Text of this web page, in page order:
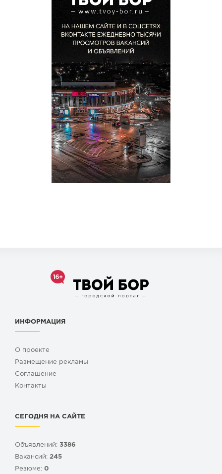
ИНФОРМАЦИЯ
О проекте
Размещение рекламы
Cоглашение
Контакты
СЕГОДНЯ НА САЙТЕ
Объявлений: 3386
Вакансий: 245
Резюме: 0